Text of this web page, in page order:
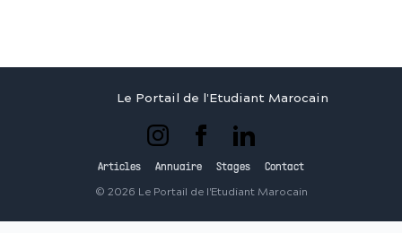
Le Portail de l'Etudiant Marocain
Articles Annuaire Stages Contact
© 2026 Le Portail de l'Etudiant Marocain